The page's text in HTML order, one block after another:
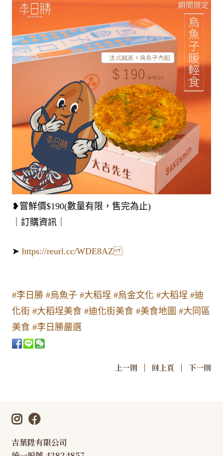
❥嘗鮮價$190(數量有限，售完為止)
｜訂購資訊｜
➤ https://reurl.cc/WDE8AZ
#李日勝 #烏魚子 #大稻埕 #烏金文化 #大稻埕 #迪
化街 #大稻埕美食 #迪化街美食 #美食地圖 #大同區
美食 #李日勝嚴選
上一則 | 回上頁 |下一則
吉葉陞有限公司